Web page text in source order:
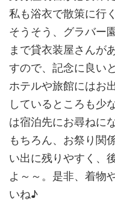
私も浴衣で散策に行
そうそう、グラバー
まで貸衣装屋さんが
すので、記念に良い
ホテルや旅館にはお
しているところも少
は宿泊先にお尋ねに
もちろん、お祭り関
い出に残りやすく、
よ～～。是非、着物
いね♪